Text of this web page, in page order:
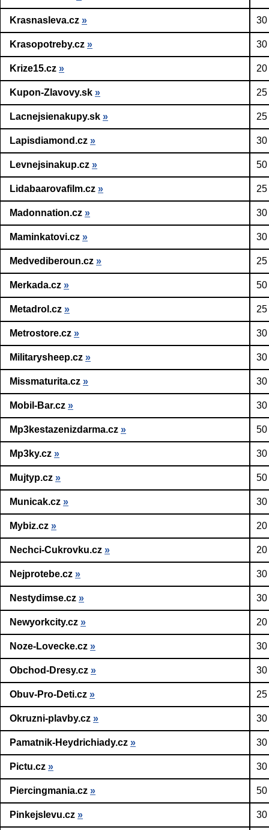
Krasnasleva.cz » 30
Krasopotreby.cz » 30
Krize15.cz »
Kupon-Zlavovy.sk »
Lacnejsienakupy.sk »
Lapisdiamond.cz » 30
Levnejsinakup.cz » 50
Lidabaarovafilm.cz »
Madonnation.cz » 30
Maminkatovi.cz » 30
Medvediberoun.cz »
Merkada.cz » 50
Metadrol.cz »
Metrostore.cz » 30
Militarysheep.cz » 30
Missmaturita.cz » 30
Mobil-Bar.cz » 30
Mp3kestazenizdarma.cz » 50
Mp3ky.cz » 30
Mujtyp.cz » 50
Municak.cz » 30
Mybiz.cz »
Nechci-Cukrovku.cz »
Nejprotebe.cz » 30
Nestydimse.cz » 30
Newyorkcity.cz »
Noze-Lovecke.cz » 30
Obchod-Dresy.cz » 30
Obuv-Pro-Deti.cz »
Okruzni-plavby.cz » 30
Pamatnik-Heydrichiady.cz » 30
Pictu.cz » 30
Piercingmania.cz » 50
Pinkejslevu.cz » 30